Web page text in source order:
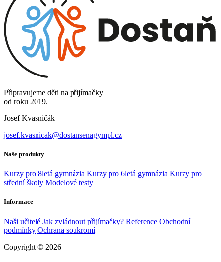
Připravujeme děti na přijímačky
od roku 2019.
Josef Kvasničák
josef.kvasnicak@dostansenagympl.cz
Naše produkty
Kurzy pro 8letá gymnázia Kurzy pro 6letá gymnázia Kurzy pro
střední školy Modelové testy
Informace
Naši učitelé Jak zvládnout přijímačky? Reference Obchodní
podmínky Ochrana soukromí
Copyright © 2026